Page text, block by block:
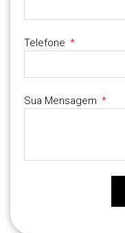
Telefone
Sua Mensagem